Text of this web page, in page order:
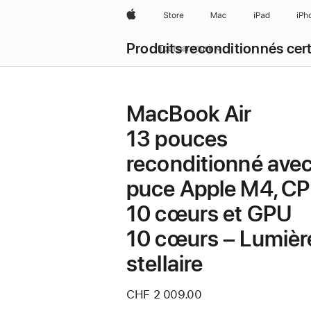
AppleStore Mac iPad
Produits reconditionnés
Tout parcourir
MacBook Air
13 pouces
reconditionné
puce Apple M4,
10 cœurs et GPU
10 cœurs –
stellaire
CHF 2 009.00